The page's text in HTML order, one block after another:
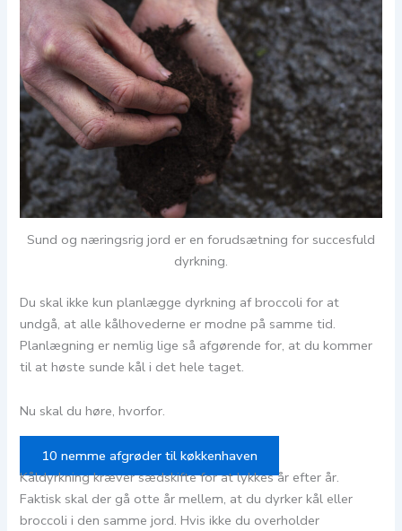
Sund og næringsrig jord er en forudsætning for succesfuld
dyrkning.
Du skal ikke kun planlægge dyrkning af broccoli for at
undgå, at alle kålhovederne er modne på samme tid.
Planlægning er nemlig lige så afgørende for, at du kommer
til at høste sunde kål i det hele taget.
Nu skal du høre, hvorfor.
10 nemme afgrøder til køkkenhaven
Kåldyrkning kræver sædskifte for at lykkes år efter år.
Faktisk skal der gå otte år mellem, at du dyrker kål eller
broccoli i den samme jord. Hvis ikke du overholder